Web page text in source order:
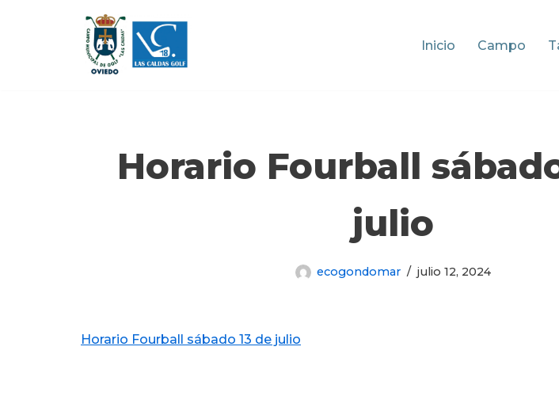
Inicio Campo
Horario Fourball
julio
ecogondomar julio 12, 2024
Horario Fourball sábado 13 de julio